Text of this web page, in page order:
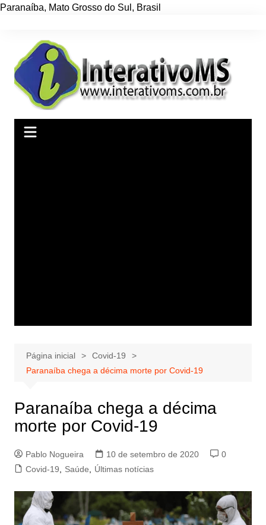
Paranaíba, Mato Grosso do Sul , Brasil
conteúdo
Página inicial
Covid-19
Paranaíba chega a décima morte por Covid-19
Paranaíba chega a décima
morte por Covid-19
Pablo Nogueira 10 de setembro de 2020
0
Covid-19
Saúde Últimas notícias